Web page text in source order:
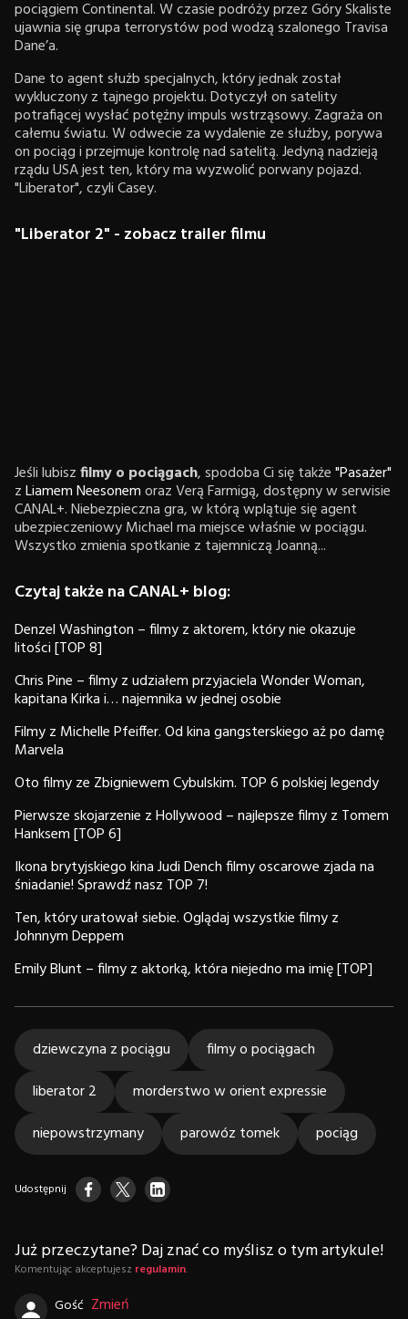
pociągiem Continental. W czasie podróży przez Góry Skaliste
ujawnia się grupa terrorystów pod wodzą szalonego Travisa
Dane’a.
Dane to agent służb specjalnych, który jednak został
wykluczony z tajnego projektu. Dotyczył on satelity
potrafiącej wysłać potężny impuls wstrząsowy. Zagraża on
całemu światu. W odwecie za wydalenie ze służby, porywa
on pociąg i przejmuje kontrolę nad satelitą. Jedyną nadzieją
rządu USA jest ten, który ma wyzwolić porwany pojazd.
"Liberator", czyli Casey.
"Liberator 2" - zobacz trailer filmu
Jeśli lubiszfilmy o pociągach, spodoba Ci się także"Pasażer"
zLiamem Neesonemoraz Verą Farmigą, dostępny w serwisie
CANAL+. Niebezpieczna gra, w którą wplątuje się agent
ubezpieczeniowy Michael ma miejsce właśnie w pociągu.
Wszystko zmienia spotkanie z tajemniczą Joanną...
Czytaj także na CANAL+ blog:
Denzel Washington – filmy z aktorem, który nie okazuje
litości [TOP 8]
Chris Pine – filmy z udziałem przyjaciela Wonder Woman,
kapitana Kirka i… najemnika w jednej osobie
Filmy z Michelle Pfeiffer. Od kina gangsterskiego aż po damę
Marvela
Oto filmy ze Zbigniewem Cybulskim. TOP 6 polskiej legendy
Pierwsze skojarzenie z Hollywood – najlepsze filmy z Tomem
Hanksem [TOP 6]
Ikona brytyjskiego kina Judi Dench filmy oscarowe zjada na
śniadanie! Sprawdź nasz TOP 7!
Ten, który uratował siebie. Oglądaj wszystkie filmy z
Johnnym Deppem
Emily Blunt – filmy z aktorką, która niejedno ma imię [TOP]
dziewczyna z pociągu
filmy o pociągach
liberator 2
morderstwo w orient expressie
niepowstrzymany
parowóz tomek pociąg
Udostępnij
Już przeczytane? Daj znać co myślisz o tym artykule!
Komentując akceptujesz regulamin.
Gość Zmień